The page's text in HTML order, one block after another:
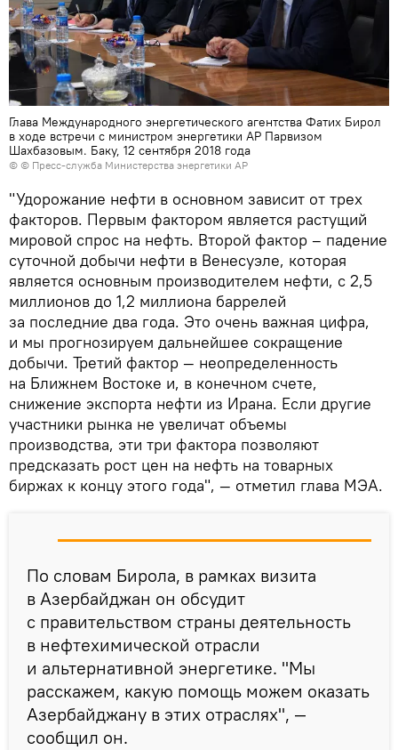
Глава Международного энергетического агентства Фатих Бирол
в ходе встречи с министром энергетики АР Парвизом
Шахбазовым. Баку, 12 сентября 2018 года
© © Пресс-служба Министерства энергетики АР
"Удорожание нефти в основном зависит от трех
факторов. Первым фактором является растущий
мировой спрос на нефть. Второй фактор – падение
суточной добычи нефти в Венесуэле, которая
является основным производителем нефти, с 2,5
миллионов до 1,2 миллиона баррелей
за последние два года. Это очень важная цифра,
и мы прогнозируем дальнейшее сокращение
добычи. Третий фактор — неопределенность
на Ближнем Востоке и, в конечном счете,
снижение экспорта нефти из Ирана. Если другие
участники рынка не увеличат объемы
производства, эти три фактора позволяют
предсказать рост цен на нефть на товарных
биржах к концу этого года", — отметил глава МЭА.
По словам Бирола, в рамках визита
в Азербайджан он обсудит
с правительством страны деятельность
в нефтехимической отрасли
и альтернативной энергетике. "Мы
расскажем, какую помощь можем оказать
Азербайджану в этих отраслях", —
сообщил он.